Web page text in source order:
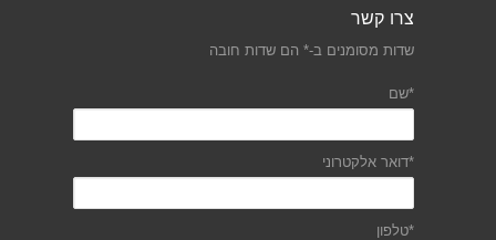
צרו קשר
שדות מסומנים ב-* הם שדות חובה
*שם
*דואר אלקטרוני
*טלפון